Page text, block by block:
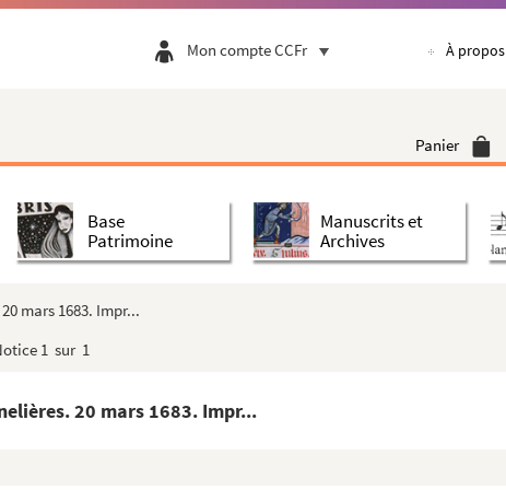
Mon compte CCFr À propos
Panier
Base
Patrimoine
Manuscrits et
Archives
mars 1683. Impr...
1 sur 1
20 mars 1683. Impr...
de Chaumont (1...
seigneur...
Laubressel (...
à Éli...
François Ponc...
lettres a...
1791)